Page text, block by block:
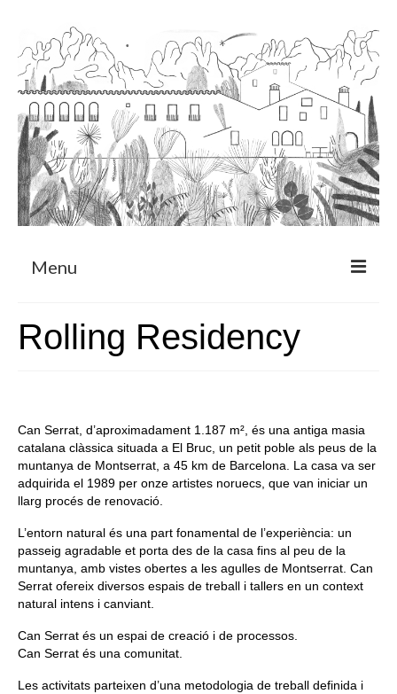
Menu
Programa de Residència
Queda’t amb nosaltres
Arxiu
Contacte
Idioma:
Rolling Residency
Can Serrat, d’aproximadament 1.187 m², és una antiga masia
catalana clàssica situada a El Bruc, un petit poble als peus de la
muntanya de Montserrat, a 45 km de Barcelona. La casa va ser
adquirida el 1989 per onze artistes noruecs, que van iniciar un
llarg procés de renovació.
L’entorn natural és una part fonamental de l’experiència: un
passeig agradable et porta des de la casa fins al peu de la
muntanya, amb vistes obertes a les agulles de Montserrat. Can
Serrat ofereix diversos espais de treball i tallers en un context
natural intens i canviant.
Can Serrat és un espai de creació i de processos.
Can Serrat és una comunitat.
Les activitats parteixen d’una metodologia de treball definida i